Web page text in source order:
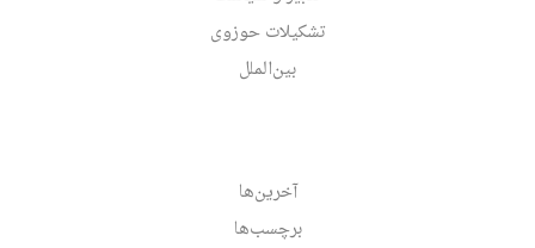
تشکیلات حوزوی
بین‌الملل
آخرین‌ها
برچسب‌ها